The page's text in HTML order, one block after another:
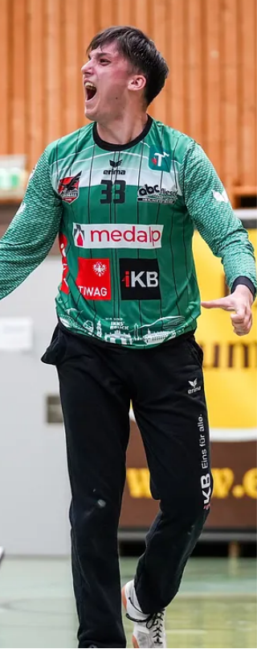
HLA-CHALLENGE-Finale für
HT-Teams